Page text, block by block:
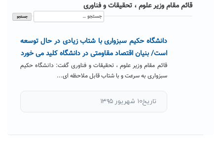
قائم مقام وزیر علوم ، تحقیقات و فناوری
جستجو
برای:
دانشگاه حکیم سبزواری با شتاب زیادی در حال توسعه
است/ بنیان اقتصاد مقاومتی در دانشگاه کلید می خورد
قائم مقام وزیر علوم ، تحقیقات و فناوری گفت: دانشگاه حکیم
سبزواری به سرعت و با شتاب قابل ملاحظه ای...
تاریخ۱۰ شهریور ۱۳۹۵